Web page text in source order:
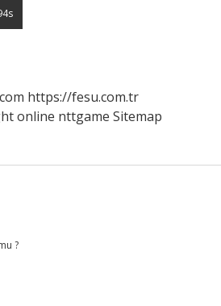
https://fesu.com.tr
online nttgame Sitemap
?